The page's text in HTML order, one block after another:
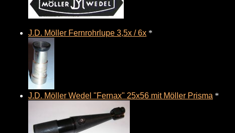
J.D. Möller Fernrohrlupe 3,5x / 6x *
J.D. Möller Wedel "Fernax" 25x56 mit Möller Prisma *